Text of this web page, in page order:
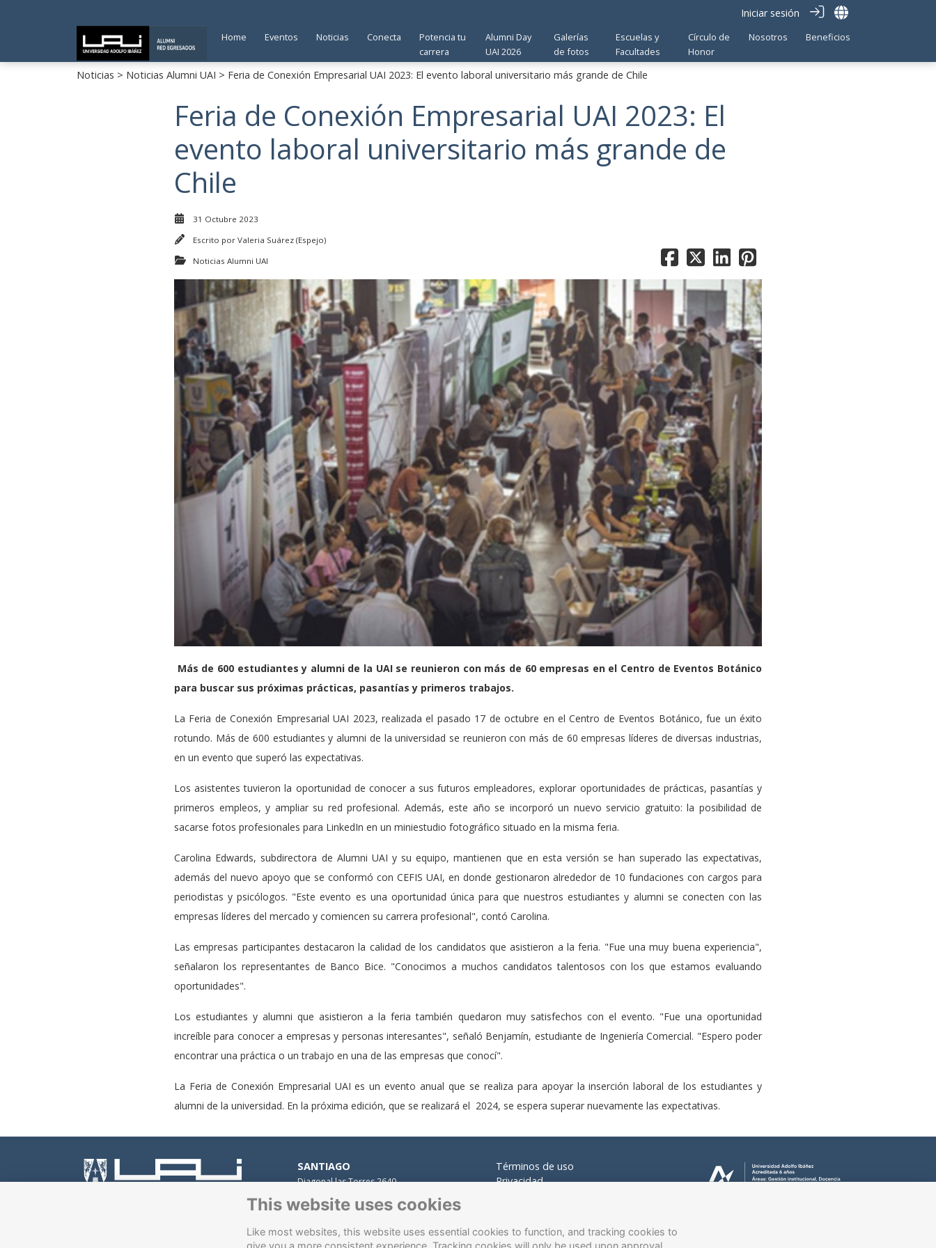
Iniciar sesión
Home Eventos Noticias Conecta
Potencia tu
carrera
Alumni Day
UAI 2026
Galerías
de fotos
Escuelas y
Facultades
Círculo de
Honor
Nosotros Beneficios
Noticias > Noticias Alumni UAI > Feria de Conexión Empresarial UAI 2023: El evento laboral universitario más grande de Chile
Feria de Conexión Empresarial UAI 2023: El
evento laboral universitario más grande de
Chile
31 Octubre 2023
Escrito por Valeria Suárez (Espejo)
Noticias Alumni UAI
Más de 600 estudiantes y alumni de la UAI se reunieron con más de 60 empresas en el Centro de Eventos Botánico
para buscar sus próximas prácticas, pasantías y primeros trabajos.
La Feria de Conexión Empresarial UAI 2023, realizada el pasado 17 de octubre en el Centro de Eventos Botánico, fue un éxito
rotundo. Más de 600 estudiantes y alumni de la universidad se reunieron con más de 60 empresas líderes de diversas industrias,
en un evento que superó las expectativas.
Los asistentes tuvieron la oportunidad de conocer a sus futuros empleadores, explorar oportunidades de prácticas, pasantías y
primeros empleos, y ampliar su red profesional. Además, este año se incorporó un nuevo servicio gratuito: la posibilidad de
sacarse fotos profesionales para LinkedIn en un miniestudio fotográfico situado en la misma feria.
Carolina Edwards, subdirectora de Alumni UAI y su equipo, mantienen que en esta versión se han superado las expectativas,
además del nuevo apoyo que se conformó con CEFIS UAI, en donde gestionaron alrededor de 10 fundaciones con cargos para
periodistas y psicólogos. "Este evento es una oportunidad única para que nuestros estudiantes y alumni se conecten con las
empresas líderes del mercado y comiencen su carrera profesional", contó Carolina.
Las empresas participantes destacaron la calidad de los candidatos que asistieron a la feria. "Fue una muy buena experiencia",
señalaron los representantes de Banco Bice. "Conocimos a muchos candidatos talentosos con los que estamos evaluando
oportunidades".
Los estudiantes y alumni que asistieron a la feria también quedaron muy satisfechos con el evento. "Fue una oportunidad
increíble para conocer a empresas y personas interesantes", señaló Benjamín, estudiante de Ingeniería Comercial. "Espero poder
encontrar una práctica o un trabajo en una de las empresas que conocí".
La Feria de Conexión Empresarial UAI es un evento anual que se realiza para apoyar la inserción laboral de los estudiantes y
alumni de la universidad. En la próxima edición, que se realizará el 2024, se espera superar nuevamente las expectativas.
SANTIAGO
Diagonal las Torres 2640,
Peñalolén.
Av. Presidente Errázuriz 3485, Las
Condes.
Av. Santa María 5870, Vitacura.
Términos de uso
Privacidad
This website uses cookies
Like most websites, this website uses essential cookies to function, and tracking cookies to
give you a more consistent experience. Tracking cookies will only be used upon approval.